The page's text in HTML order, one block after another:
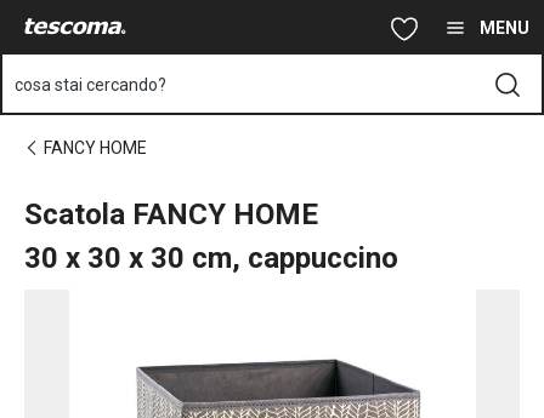
Vai al contenuto principale MENU
cosa stai cercando?
FANCY HOME
Scatola FANCY HOME
30 x 30 x 30 cm, cappuccino